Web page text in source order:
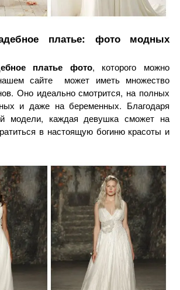
платье: фото модных
платье фото, которого можно
сайте может иметь множество
Оно идеально смотрится, на полных
и даже на беременных. Благодаря
модели, каждая девушка сможет на
в настоящую богиню красоты и